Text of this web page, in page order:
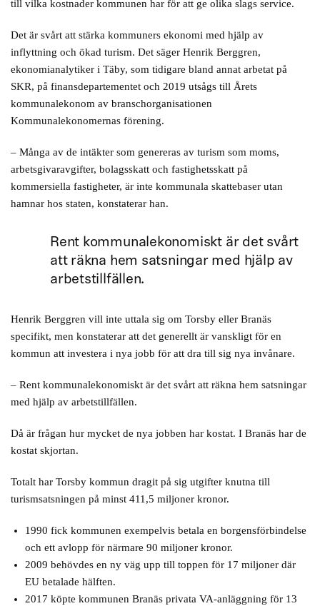
till vilka kostnader kommunen har för att ge olika slags service.
Det är svårt att stärka kommuners ekonomi med hjälp av
inflyttning och ökad turism. Det säger Henrik Berggren,
ekonomianalytiker i Täby, som tidigare bland annat arbetat på
SKR, på finansdepartementet och 2019 utsågs till Årets
kommunalekonom av branschorganisationen
Kommunalekonomernas förening.
– Många av de intäkter som genereras av turism som moms,
arbetsgivaravgifter, bolagsskatt och fastighetsskatt på
kommersiella fastigheter, är inte kommunala skattebaser utan
hamnar hos staten, konstaterar han.
Rent kommunalekonomiskt är det svårt
att räkna hem satsningar med hjälp av
arbetstillfällen.
Henrik Berggren vill inte uttala sig om Torsby eller Branäs
specifikt, men konstaterar att det generellt är vanskligt för en
kommun att investera i nya jobb för att dra till sig nya invånare.
– Rent kommunalekonomiskt är det svårt att räkna hem satsningar
med hjälp av arbetstillfällen.
Då är frågan hur mycket de nya jobben har kostat. I Branäs har de
kostat skjortan.
Totalt har Torsby kommun dragit på sig utgifter knutna till
turismsatsningen på minst 411,5 miljoner kronor.
1990 fick kommunen exempelvis betala en borgensförbindelse
och ett avlopp för närmare 90 miljoner kronor.
2009 behövdes en ny väg upp till toppen för 17 miljoner där
EU betalade hälften.
2017 köpte kommunen Branäs privata VA-anläggning för 13